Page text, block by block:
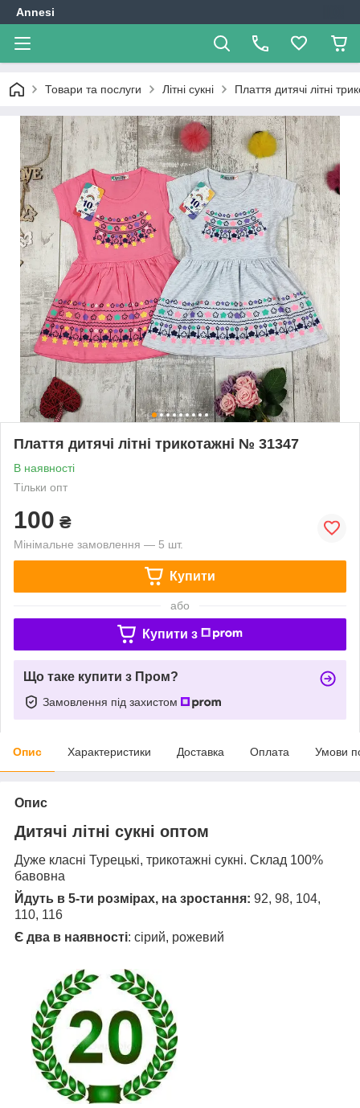
Annesi
Товари та послуги Літні сукні Плаття дитячі літні
Плаття дитячі літні трикотажні № 31347
В наявності
Тільки опт
100 ₴
Мінімальне замовлення — 5 шт.
Купити
або
Купити з
Що таке купити з Пром?
Замовлення під захистом
Опис Характеристики Доставка Оплата Умови
Опис
Дитячі літні сукні оптом
Дуже класні Турецькі, трикотажні сукні. Склад 100%
бавовна
Йдуть в 5-ти розмірах, на зростання: 92, 98, 104,
110, 116
Є два в наявності: сірий, рожевий